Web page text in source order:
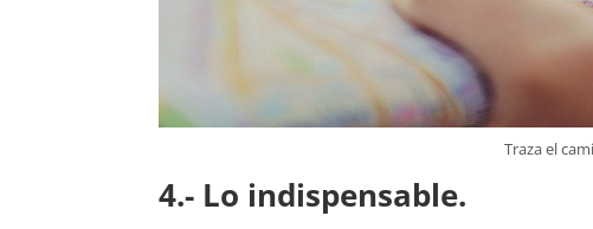
Traza el
4.- Lo indispensable.